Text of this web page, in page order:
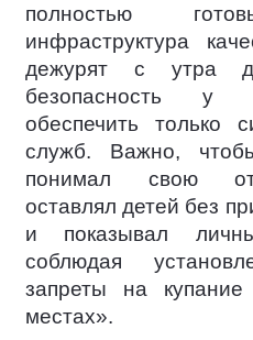
полностью
инфраструктура
дежурят с утра
безопасность у
обеспечить только
служб. Важно,
понимал свою
оставлял детей без
и показывал
соблюдая
запреты на
местах».